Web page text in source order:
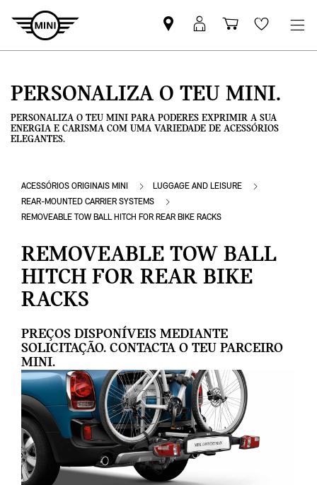
Pesquisar
parceiro
Iniciar
sessão
Carrinho
de
Wishlist
PERSONALIZA O TEU MINI.
PERSONALIZA O TEU MINI PARA PODERES EXPRIMIR A SUA
ENERGIA E CARISMA COM UMA VARIEDADE DE ACESSÓRIOS
ELEGANTES.
ACESSÓRIOS ORIGINAIS MINI
LUGGAGE AND LEISURE
REAR-MOUNTED CARRIER SYSTEMS
REMOVEABLE TOW BALL HITCH FOR REAR BIKE RACKS
REMOVEABLE TOW BALL
HITCH FOR REAR BIKE
RACKS
PREÇOS DISPONÍVEIS MEDIANTE
SOLICITAÇÃO. CONTACTA O TEU PARCEIRO
MINI.